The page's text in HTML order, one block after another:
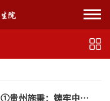
财经人·济世路2025丨①贵州施秉：铸牢中华民族共同体意识，加快民族地区高质量发展